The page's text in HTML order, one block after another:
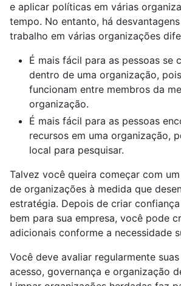
e aplicar políticas em várias
tempo. No entanto, há
trabalho em várias organizações
É mais fácil para as pessoas se
dentro de uma organização,
funcionam entre membros da
organização.
É mais fácil para as pessoas
recursos em uma organização,
local para pesquisar.
Talvez você queira começar com
de organizações à medida que
estratégia. Depois de criar
bem para sua empresa, você pode
adicionais conforme a necessidade
Você deve avaliar regularmente
acesso, governança e organização